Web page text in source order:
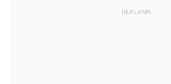
REKLAMA